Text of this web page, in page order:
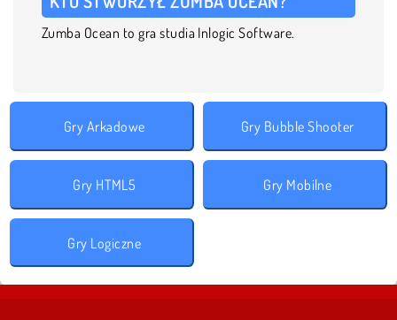
Zumba Ocean to gra studia Inlogic Software.
Gry Arkadowe Gry Bubble Shooter
Gry HTML5 Gry Mobilne
Gry Logiczne